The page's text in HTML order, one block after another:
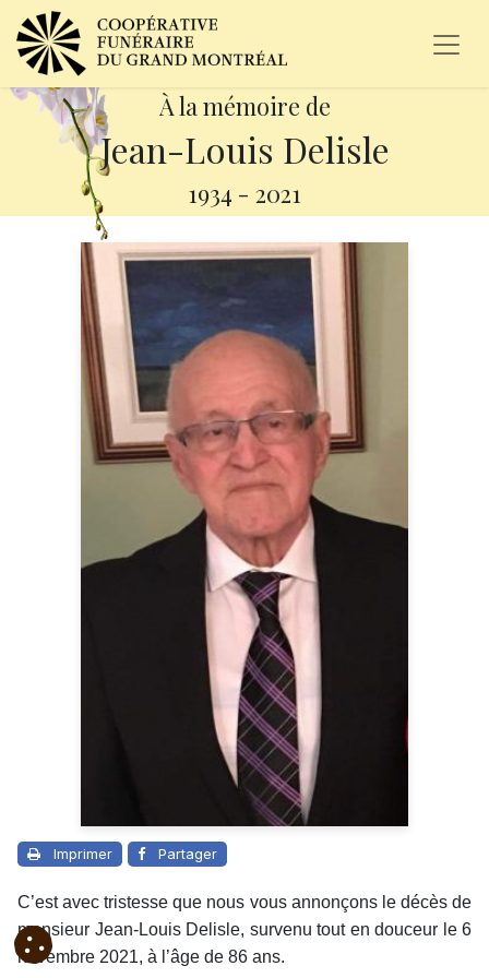
À la mémoire de
Jean-Louis Delisle
1934 - 2021
Imprimer Partager
C’est avec tristesse que nous vous annonçons le décès de
monsieur Jean-Louis Delisle, survenu tout en douceur le 6
novembre 2021, à l’âge de 86 ans.